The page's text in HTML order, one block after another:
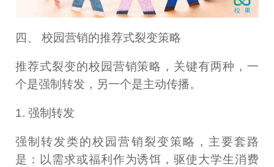
四、 校园营销的推荐式裂变策略
推荐式裂变的校园营销策略，关键有两种，一
个是强制转发，另一个是主动传播。
1. 强制转发
强制转发类的校园营销裂变策略，主要套路
是：以需求或福利作为诱饵，驱使大学生消费